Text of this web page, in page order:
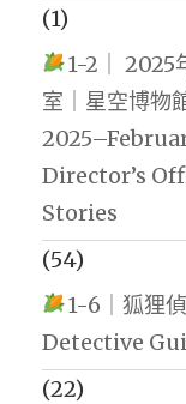
(1)
1-2｜ 2025
室｜星空博物
Director’s
Stories
(54)
1-6｜狐狸
Detective
(22)